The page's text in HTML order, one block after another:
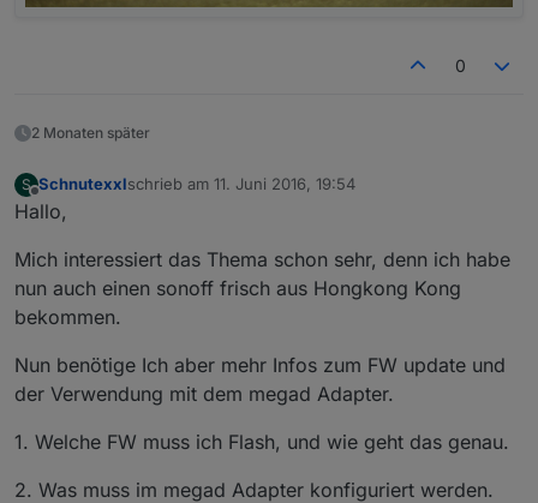
0
2 Monaten später
S
Offline
Schnutexxlschrieb am 11. Juni 2016, 19:54
zuletzt editiert von
Hallo,
Mich interessiert das Thema schon sehr, denn ich habe
nun auch einen sonoff frisch aus Hongkong Kong
bekommen.
Nun benötige Ich aber mehr Infos zum FW update und
der Verwendung mit dem megad Adapter.
1. Welche FW muss ich Flash, und wie geht das genau.
2. Was muss im megad Adapter konfiguriert werden.